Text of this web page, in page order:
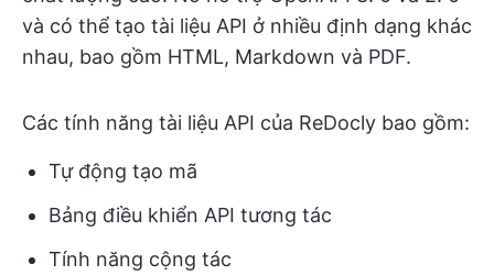
và có thể tạo tài liệu API ở nhiều định dạng khác
nhau, bao gồm HTML, Markdown và PDF.
Các tính năng tài liệu API của ReDocly bao gồm:
Tự động tạo mã
Bảng điều khiển API tương tác
Tính năng cộng tác